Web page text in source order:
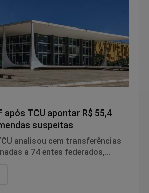
após TCU apontar R$ 55,4
suspeitas
analisou cem transferências
a 74 entes federados,